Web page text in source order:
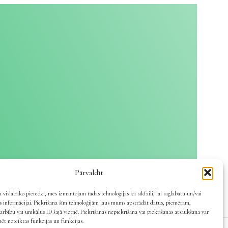
Pārvaldīt
vislabāko pieredzi, mēs izmantojam tādas tehnoloģijas kā sīkfaili, lai saglabātu un/vai
informācijai. Piekrišana šīm tehnoloģijām ļaus mums apstrādāt datus, piemēram,
vai unikālus ID šajā vietnē. Piekrišanas nepiekrišana vai piekrišanas atsaukšana var
noteiktas funkcijas un funkcijas.